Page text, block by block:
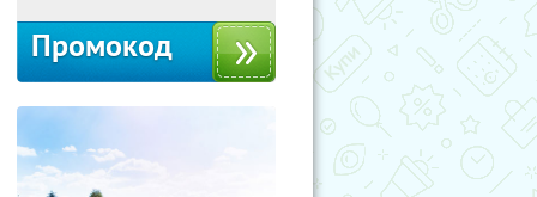
Промокод